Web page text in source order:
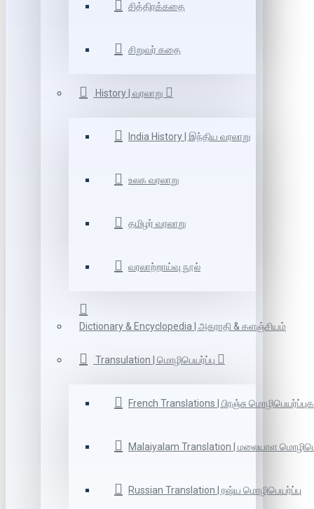
சித்திரக்கதை
சிறுவர் கதை
History | வரலாறு
India History | இந்திய வரலாறு
உலக வரலாறு
தமிழர் வரலாறு
வரலாற்றாய்வு நூல்
Dictionary & Encyclopedia | அகராதி & களஞ்சியம்
Transulation | மொழிபெயர்ப்பு
French Translations | பிரஞ்சு
Malaiyalam Translation | மலையாள
Russian Translation | ரஷ்ய மொழிபெயர்ப்பு